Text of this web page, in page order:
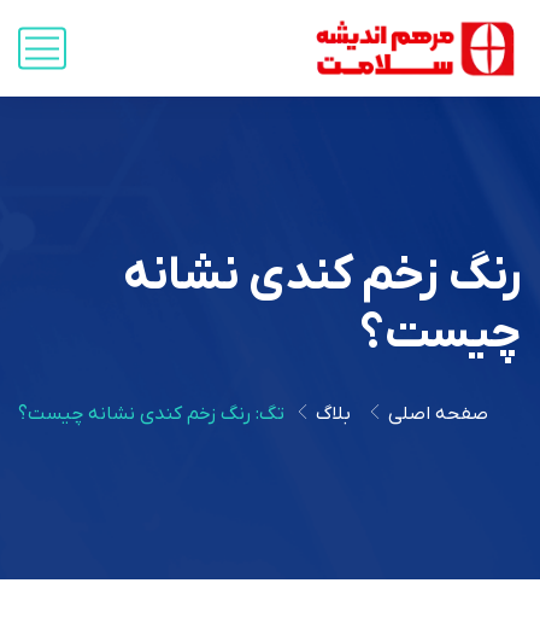
رنگ زخم کندی نشانه
چیست؟
صفحه اصلی بلاگ تگ: رنگ زخم کندی نشانه چیست؟